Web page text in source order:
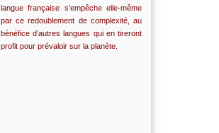
langue française s’empêche elle-même
par ce redoublement de complexité, au
bénéfice d’autres langues qui en tireront
profit pour prévaloir sur la planète.